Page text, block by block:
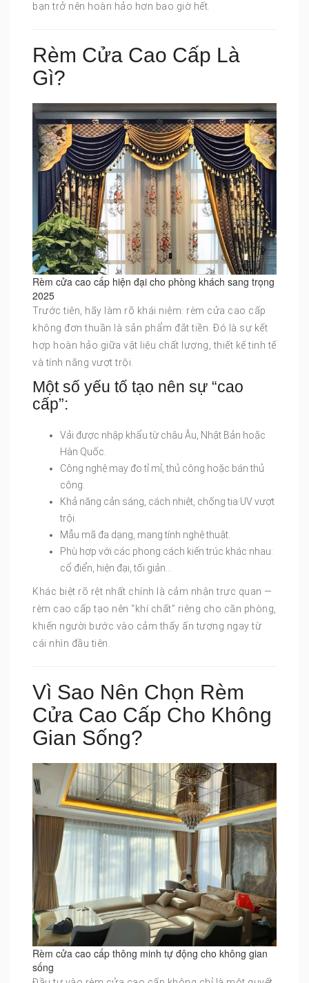
bạn trở nên hoàn hảo hơn bao giờ hết.
Rèm Cửa Cao Cấp Là
Gì?
Rèm cửa cao cấp hiện đại cho phòng khách sang trọng
2025
Trước tiên, hãy làm rõ khái niệm: rèm cửa cao cấp
không đơn thuần là sản phẩm đắt tiền. Đó là sự kết
hợp hoàn hảo giữa vật liệu chất lượng, thiết kế tinh tế
và tính năng vượt trội.
Một số yếu tố tạo nên sự “cao
cấp”:
Vải được nhập khẩu từ châu Âu, Nhật Bản hoặc
Hàn Quốc.
Công nghệ may đo tỉ mỉ, thủ công hoặc bán thủ
công.
Khả năng cản sáng, cách nhiệt, chống tia UV vượt
trội.
Mẫu mã đa dạng, mang tính nghệ thuật.
Phù hợp với các phong cách kiến trúc khác nhau:
cổ điển, hiện đại, tối giản…
Khác biệt rõ rệt nhất chính là cảm nhận trực quan —
rèm cao cấp tạo nên “khí chất” riêng cho căn phòng,
khiến người bước vào cảm thấy ấn tượng ngay từ
cái nhìn đầu tiên.
Vì Sao Nên Chọn Rèm
Cửa Cao Cấp Cho Không
Gian Sống?
Rèm cửa cao cấp thông minh tự động cho không gian
sống